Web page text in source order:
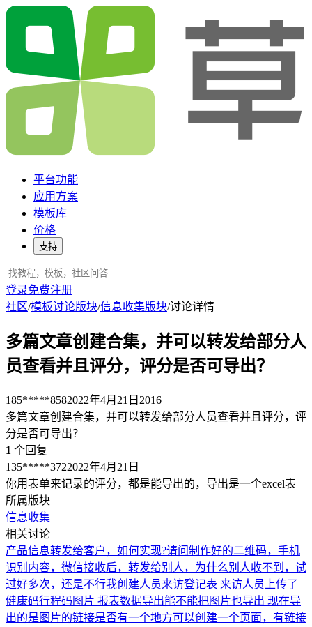
平台功能
应用方案
模板库
价格
支持
登录免费注册
社区/模板讨论版块/信息收集版块/讨论详情
多篇文章创建合集，并可以转发给部分人
员查看并且评分，评分是否可导出？
185*****8582022年4月21日 2016
多篇文章创建合集，并可以转发给部分人员查看并且评分，评
分是否可导出？
1 个回复
135*****3722022年4月21日
你用表单来记录的评分，都是能导出的，导出是一个excel表
所属版块
信息收集
相关讨论
产品信息转发给客户，如何实现?请问制作好的二维码，手机
识别内容，微信接收后，转发给别人，为什么别人收不到，试
过好多次，还是不行我创建人员来访登记表 来访人员上传了
健康码行程码图片 报表数据导出能不能把图片也导出 现在导
出的是图片的链接是否有一个地方可以创建一个页面，有链接